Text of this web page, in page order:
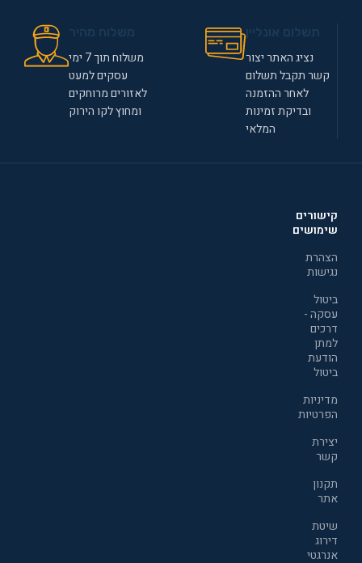
נציג האתר יצור
קשר תקבל תשלום
לאחר ההזמנה
ובדיקת זמינות
המלאי
משלוח תוך 7 ימי
עסקים למעט
לאזורים מרוחקים
ומחוץ לקו הירוק
קישורים
שימושים
הצהרת
נגישות
ביטול
עסקה -
דרכים
למתן
הודעת
ביטול
מדיניות
הפרטיות
יצירת
קשר
תקנון
אתר
שיטת
דירוג
אנרגטי